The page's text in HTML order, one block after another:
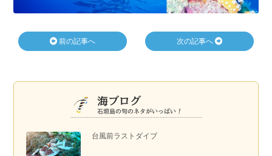
台風前ラストダイブ
前の記事へ 次の記事へ